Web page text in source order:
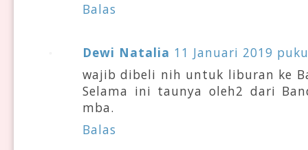
Balas
Dewi Natalia 11 Januari 2019
wajib dibeli nih untuk liburan ke
Selama ini taunya oleh2 dari
mba.
Balas